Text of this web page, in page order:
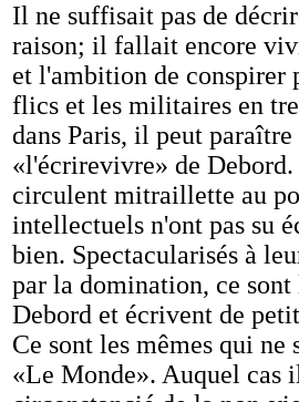
Il ne suffisait pas de
raison; il fallait encore
et l'ambition de conspirer
flics et les militaires en
dans Paris, il peut
«l'écrirevivre» de
circulent mitraillette au
intellectuels n'ont pas su
bien. Spectacularisés à
par la domination, ce
Debord et écrivent de
Ce sont les mêmes qui
«Le Monde». Auquel cas